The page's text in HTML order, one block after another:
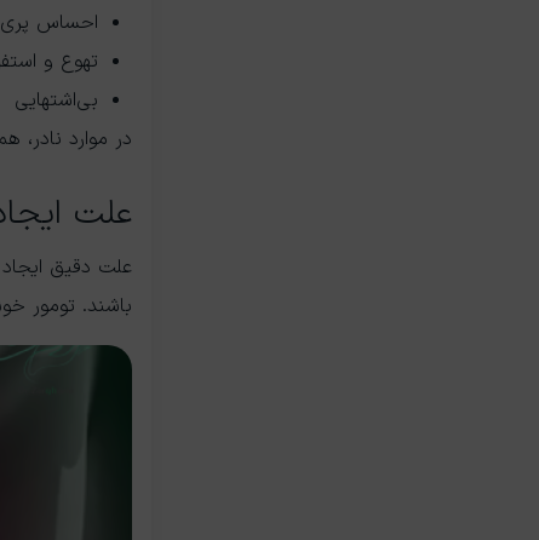
احساس
تهوع و
بی‌اشتهایی
در موارد
علت
علت دقیق
باشند. تومور